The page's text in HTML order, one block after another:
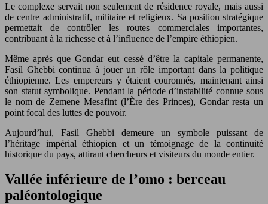
Le complexe servait non seulement de résidence royale, mais aussi
de centre administratif, militaire et religieux. Sa position stratégique
permettait de contrôler les routes commerciales importantes,
contribuant à la richesse et à l’influence de l’empire éthiopien.
Même après que Gondar eut cessé d’être la capitale permanente,
Fasil Ghebbi continua à jouer un rôle important dans la politique
éthiopienne. Les empereurs y étaient couronnés, maintenant ainsi
son statut symbolique. Pendant la période d’instabilité connue sous
le nom de Zemene Mesafint (l’Ère des Princes), Gondar resta un
point focal des luttes de pouvoir.
Aujourd’hui, Fasil Ghebbi demeure un symbole puissant de
l’héritage impérial éthiopien et un témoignage de la continuité
historique du pays, attirant chercheurs et visiteurs du monde entier.
Vallée inférieure de l’omo : berceau
paléontologique